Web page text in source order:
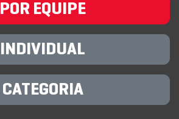
POR EQUIPE
INDIVIDUAL
CATEGORIA